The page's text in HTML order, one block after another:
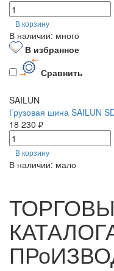
В корзину
В наличии: много
В избранное
Сравнить
SAILUN
Грузовая шина SAILUN
18 230 ₽
В корзину
В наличии: мало